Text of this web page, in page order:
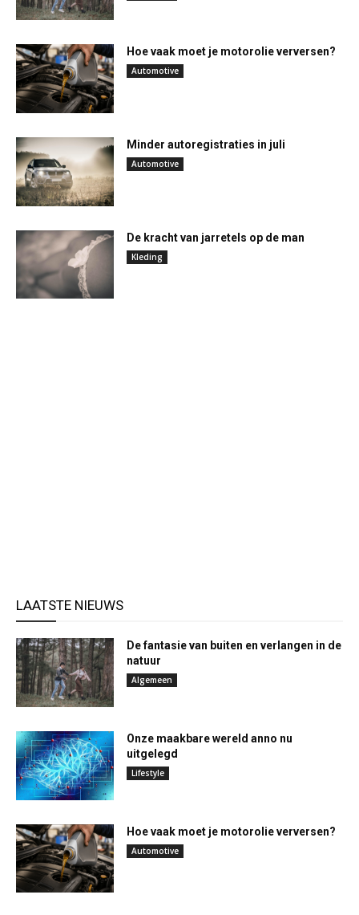
Hoe vaak moet je motorolie verversen?
Automotive
Minder autoregistraties in juli
Automotive
De kracht van jarretels op de man
Kleding
LAATSTE NIEUWS
De fantasie van buiten en verlangen in de
natuur
Algemeen
Onze maakbare wereld anno nu
uitgelegd
Lifestyle
Hoe vaak moet je motorolie verversen?
Automotive